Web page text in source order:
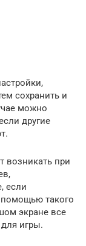
сохранить и
можно
другие
возникать при
если
такого
экране все
игры.